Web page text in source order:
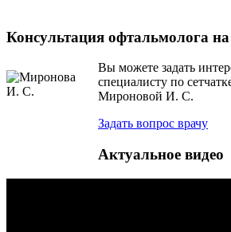
Консультация офтальмолога на
Вы можете задать
специалисту по
Мироновой И. С.
Задать вопрос врачу
Актуальное видео